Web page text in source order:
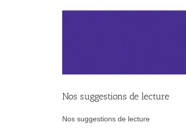
Nos suggestions de lecture
Nos suggestions de lecture